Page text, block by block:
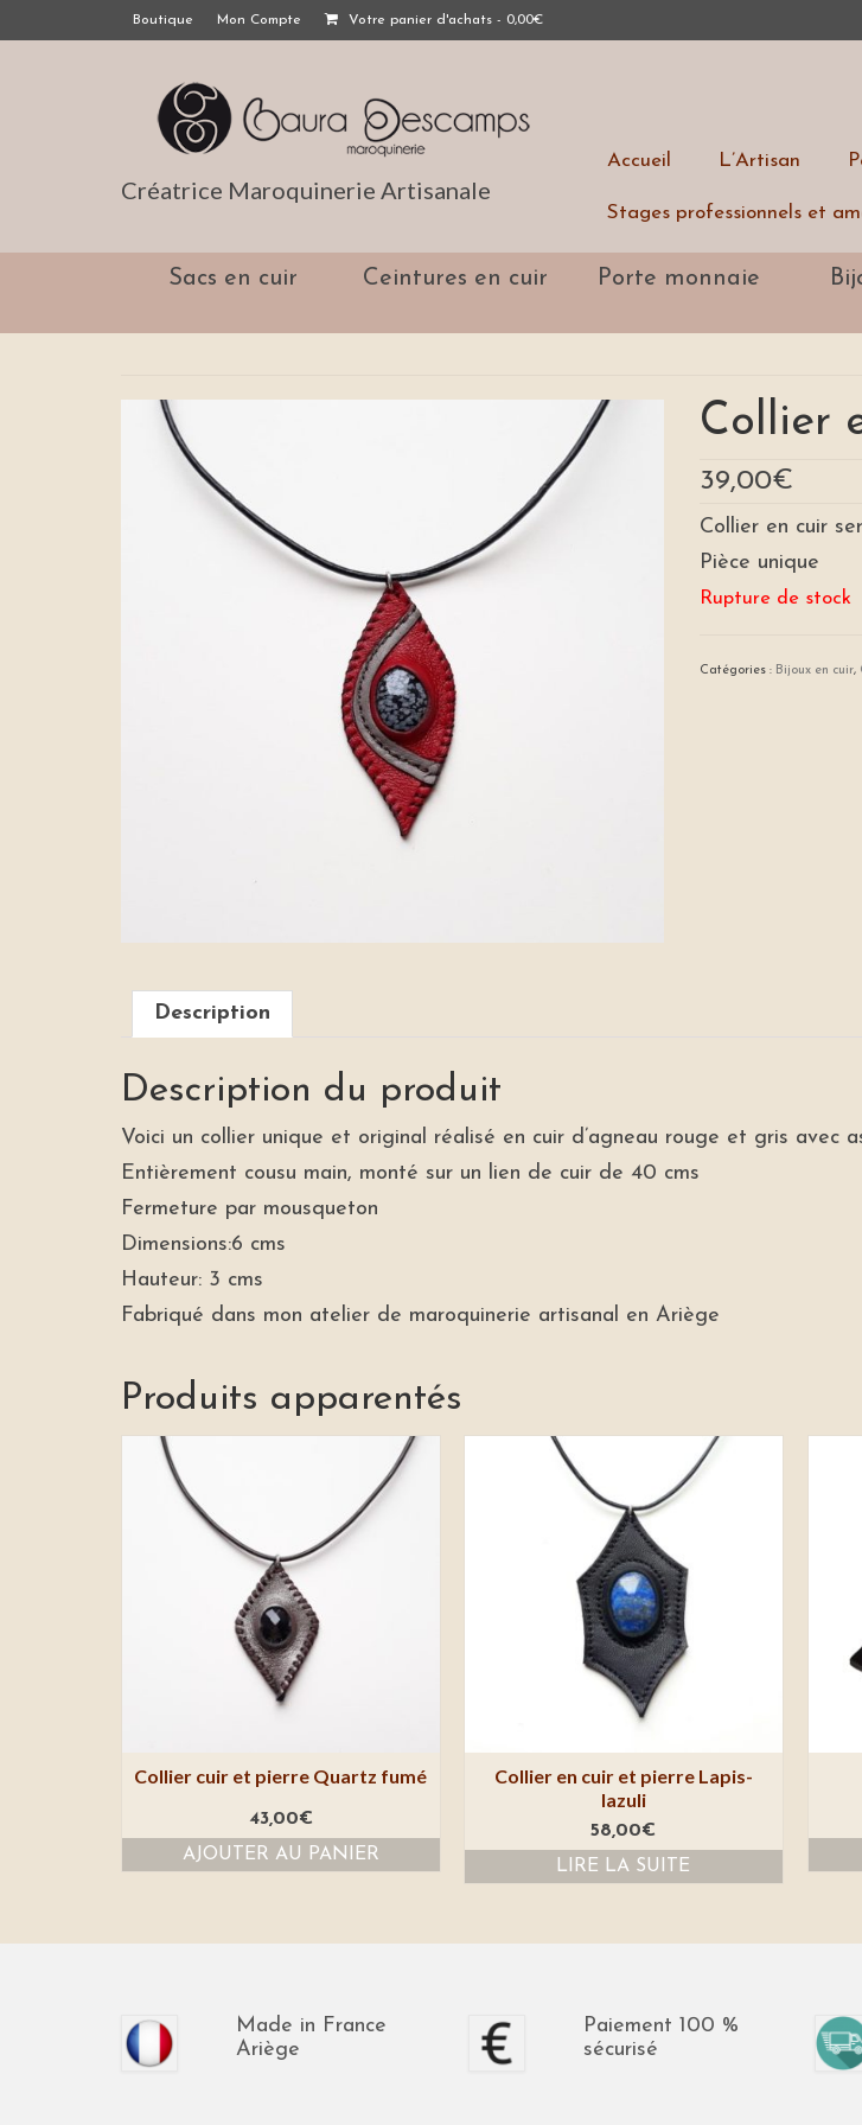
Boutique Mon Compte Votre panier d'achats - 0,00€
Créatrice Maroquinerie Artisanale
Accueil L’Artisan
Stages professionnels et
Sacs en cuir Ceintures en cuir Porte monnaie
Collier
39,00€
Collier en cuir
Pièce unique
Rupture de stock
Catégories : Bijoux en cuir,
Description
Description du produit
Voici un collier unique et original réalisé en cuir d’agneau rouge et gris avec
Entièrement cousu main, monté sur un lien de cuir de 40 cms
Fermeture par mousqueton
Dimensions:6 cms
Hauteur: 3 cms
Fabriqué dans mon atelier de maroquinerie artisanal en Ariège
Produits apparentés
Collier cuir et pierre Quartz fumé
43,00€
AJOUTER AU PANIER
Collier en cuir et pierre Lapis-
lazuli
58,00€
LIRE LA SUITE
Made in France
Ariège
Paiement 100 %
sécurisé